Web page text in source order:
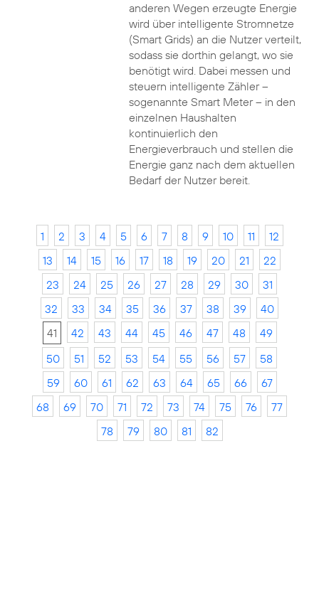
anderen Wegen erzeugte Energie
wird über intelligente Stromnetze
(Smart Grids) an die Nutzer verteilt,
sodass sie dorthin gelangt, wo sie
benötigt wird. Dabei messen und
steuern intelligente Zähler –
sogenannte Smart Meter – in den
einzelnen Haushalten
kontinuierlich den
Energieverbrauch und stellen die
Energie ganz nach dem aktuellen
Bedarf der Nutzer bereit.
1 2 3 4 5 6 7 8 9 10 11
12
13
14 15 16 17 18 19 20 21
22
23
24 25 26 27 28 29 30
31
32
33 34 35 36 37 38 39
40
41
42 43 44 45 46 47 48
49
50
51 52 53 54 55 56 57
58
59
60 61 62 63 64 65 66
67
68
69 70 71 72 73 74 75 76
77
78
79 80 81 82